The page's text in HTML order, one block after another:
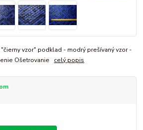
vzor" podklad - modrý prešívaný vzor -
Ošetrovanie celý popis